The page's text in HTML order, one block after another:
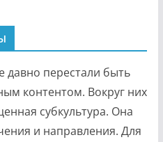
перестали быть
контентом. Вокруг них
субкультура. Она
и направления. Для